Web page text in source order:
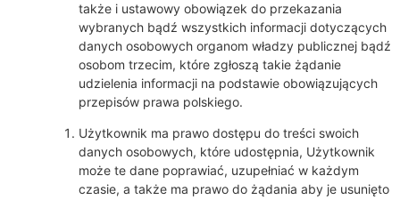
także i ustawowy obowiązek do przekazania
wybranych bądź wszystkich informacji dotyczących
danych osobowych organom władzy publicznej bądź
osobom trzecim, które zgłoszą takie żądanie
udzielenia informacji na podstawie obowiązujących
przepisów prawa polskiego.
Użytkownik ma prawo dostępu do treści swoich
danych osobowych, które udostępnia, Użytkownik
może te dane poprawiać, uzupełniać w każdym
czasie, a także ma prawo do żądania aby je usunięto